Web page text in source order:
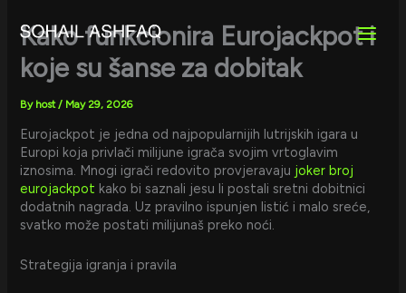
content
Kako funkcionira Eurojackpot i
koje su šanse za dobitak
By host/ May 29, 2026
Eurojackpot je jedna od najpopularnijih lutrijskih igara u
Europi koja privlači milijune igrača svojim vrtoglavim
iznosima. Mnogi igrači redovito provjeravaju joker broj
eurojackpot kako bi saznali jesu li postali sretni dobitnici
dodatnih nagrada. Uz pravilno ispunjen listić i malo sreće,
svatko može postati milijunaš preko noći.
Strategija igranja i pravila